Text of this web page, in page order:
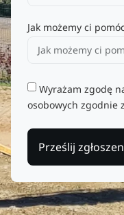
Jak możemy ci pomóc
Wyrażam zgodę
osobowych zgodnie z
Prześlij